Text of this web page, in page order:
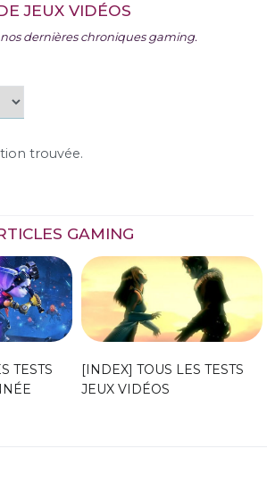
JEUX VIDÉOS
dernières chroniques gaming.
trouvée.
GAMING
TESTS
[INDEX] TOUS LES TESTS
JEUX VIDÉOS